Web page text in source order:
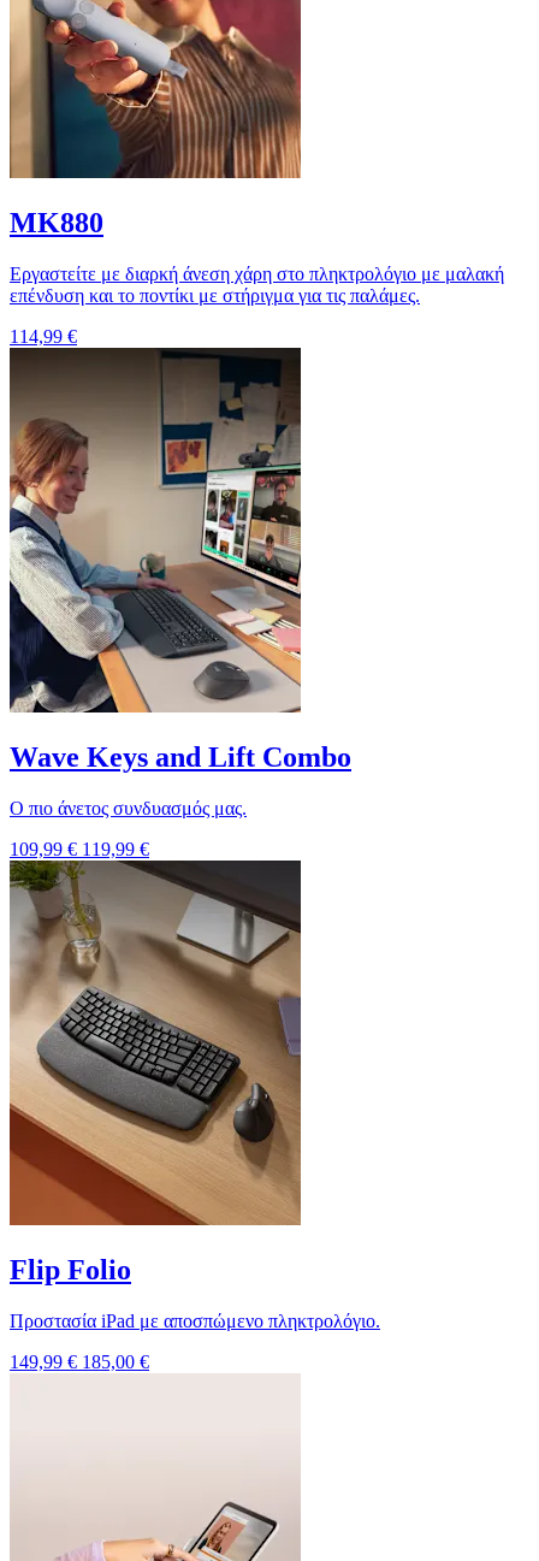
MK880
Εργαστείτε με διαρκή άνεση χάρη στο πληκτρολόγιο με μαλακή
επένδυση και το ποντίκι με στήριγμα για τις παλάμες.
114,99 €
Wave Keys and Lift Combo
Ο πιο άνετος συνδυασμός μας.
109,99 € 119,99 €
Flip Folio
Προστασία iPad με αποσπώμενο πληκτρολόγιο.
149,99 € 185,00 €